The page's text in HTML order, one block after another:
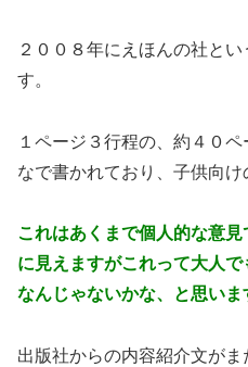
２００８年にえほんの社と
す。
１ページ３行程の、約４０
なで書かれており、子供向け
これはあくまで個人的な意
に見えますがこれって大人
なんじゃないかな、と思いま
出版社からの内容紹介文が